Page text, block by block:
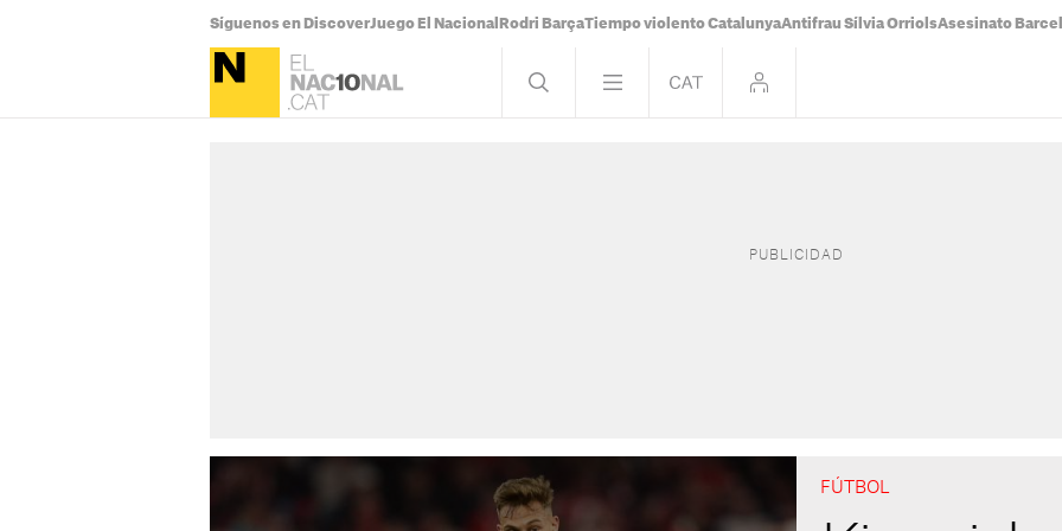
Síguenos en DiscoverJuego El Nacional Rodri BarçaTiempo violento CatalunyaAntifrau Sílvia OrriolsAsesinato
FÚTBOL